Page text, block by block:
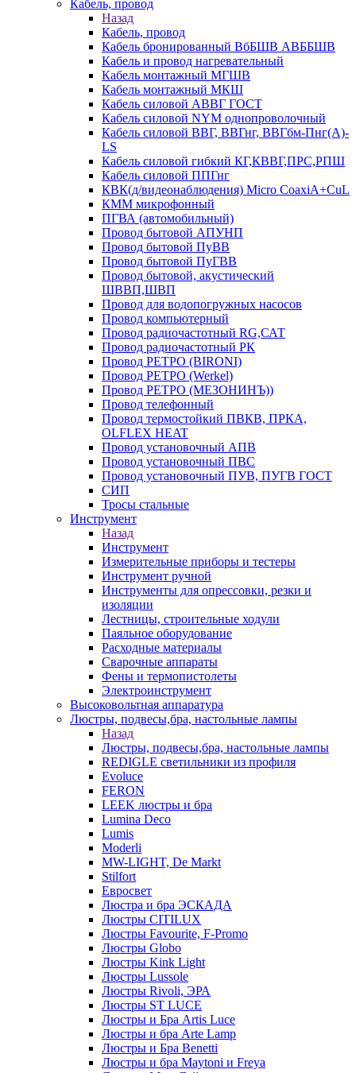
Кабель, провод
Назад
Кабель, провод
Кабель бронированный ВбБШВ АВББШВ
Кабель и провод нагревательный
Кабель монтажный МГШВ
Кабель монтажный МКШ
Кабель силовой АВВГ ГОСТ
Кабель силовой NYM однопроволочный
Кабель силовой ВВГ, ВВГнг, ВВГбм-Пнг(А)-
LS
Кабель силовой гибкий КГ,КВВГ,ПРС,РПШ
Кабель силовой ППГнг
КВК(д/видеонаблюдения) Micro CoaxiA+CuL
КММ микрофонный
ПГВА (автомобильный)
Провод бытовой АПУНП
Провод бытовой ПуВВ
Провод бытовой ПуГВВ
Провод бытовой, акустический
ШВВП,ШВП
Провод для водопогружных насосов
Провод компьютерный
Провод радиочастотный RG,САТ
Провод радиочастотный РК
Провод РЕТРО (BIRONI)
Провод РЕТРО (Werkel)
Провод РЕТРО (МЕЗОНИНЪ))
Провод телефонный
Провод термостойкий ПВКВ, ПРКА,
OLFLEX HEAT
Провод установочный АПВ
Провод установочный ПВС
Провод установочный ПУВ, ПУГВ ГОСТ
СИП
Тросы стальные
Инструмент
Назад
Инструмент
Измерительные приборы и тестеры
Инструмент ручной
Инструменты для опрессовки, резки и
изоляции
Лестницы, строительные ходули
Паяльное оборудование
Расходные материалы
Сварочные аппараты
Фены и термопистолеты
Электроинструмент
Высоковольтная аппаратура
Люстры, подвесы,бра, настольные лампы
Назад
Люстры, подвесы,бра, настольные лампы
REDIGLE светильники из профиля
Evoluce
FERON
LEEK люстры и бра
Lumina Deco
Lumis
Moderli
MW-LIGHT, De Markt
Stilfort
Евросвет
Люстра и бра ЭСКАДА
Люстры CITILUX
Люстры Favourite, F-Promo
Люстры Globo
Люстры Kink Light
Люстры Lussole
Люстры Rivoli, ЭРА
Люстры ST LUCE
Люстры и Бра Artis Luce
Люстры и бра Arte Lamp
Люстры и Бра Benetti
Люстры и бра Maytoni и Freya